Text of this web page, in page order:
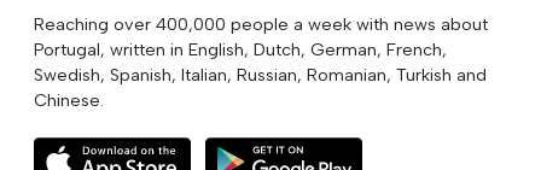
Reaching over 400,000 people a week with news about
Portugal, written in English, Dutch, German, French,
Swedish, Spanish, Italian, Russian, Romanian, Turkish and
Chinese.